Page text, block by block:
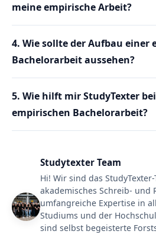
meine empirische Arbeit?
4. Wie sollte der Aufbau einer
Bachelorarbeit aussehen?
5. Wie hilft mir StudyTexter
empirischen Bachelorarbeit?
Studytexter Team
Hi! Wir sind das
akademisches Schreib- und
umfangreiche Expertise in
Studiums und der
sind selbst begeisterte